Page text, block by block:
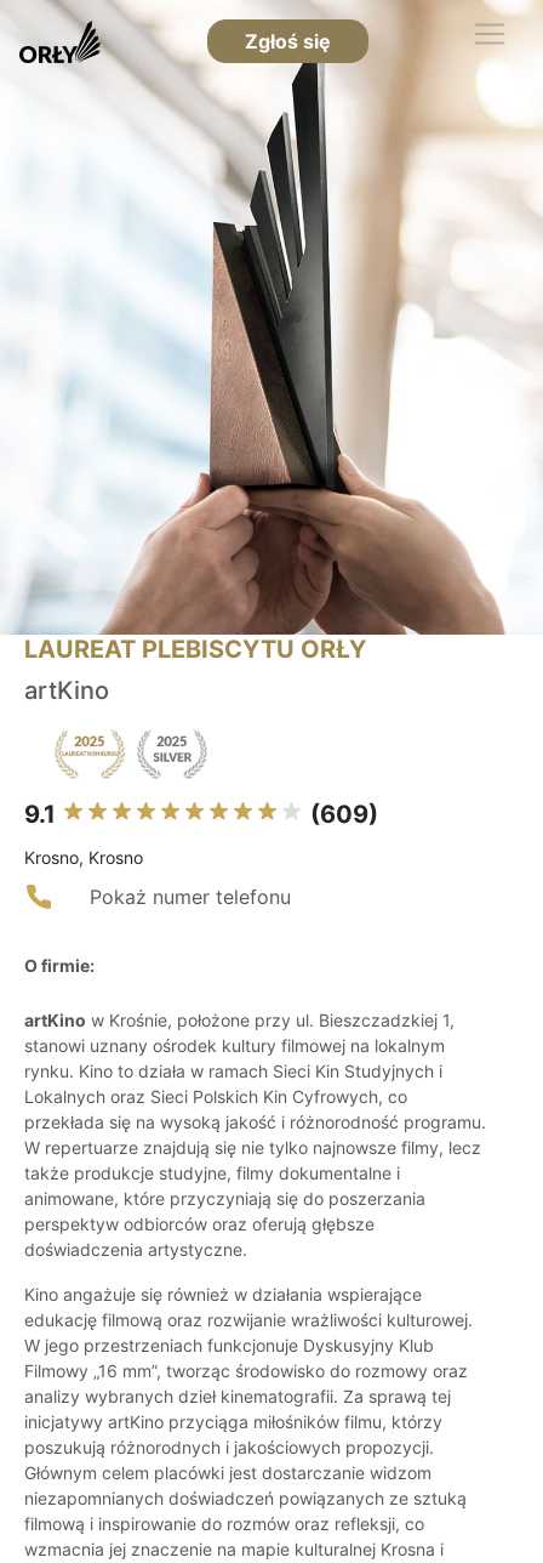
Zgłoś się
LAUREAT PLEBISCYTU ORŁY
artKino
9.1 (609)
Krosno, Krosno
Pokaż numer telefonu
O firmie:
artKino w Krośnie, położone przy ul. Bieszczadzkiej 1,
stanowi uznany ośrodek kultury filmowej na lokalnym
rynku. Kino to działa w ramach Sieci Kin Studyjnych i
Lokalnych oraz Sieci Polskich Kin Cyfrowych, co
przekłada się na wysoką jakość i różnorodność programu.
W repertuarze znajdują się nie tylko najnowsze filmy, lecz
także produkcje studyjne, filmy dokumentalne i
animowane, które przyczyniają się do poszerzania
perspektyw odbiorców oraz oferują głębsze
doświadczenia artystyczne.
Kino angażuje się również w działania wspierające
edukację filmową oraz rozwijanie wrażliwości kulturowej.
W jego przestrzeniach funkcjonuje Dyskusyjny Klub
Filmowy „16 mm”, tworząc środowisko do rozmowy oraz
analizy wybranych dzieł kinematografii. Za sprawą tej
inicjatywy artKino przyciąga miłośników filmu, którzy
poszukują różnorodnych i jakościowych propozycji.
Głównym celem placówki jest dostarczanie widzom
niezapomnianych doświadczeń powiązanych ze sztuką
filmową i inspirowanie do rozmów oraz refleksji, co
wzmacnia jej znaczenie na mapie kulturalnej Krosna i